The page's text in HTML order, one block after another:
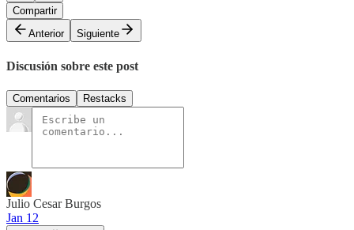
Compartir
Anterior
Siguiente
Discusión sobre este post
Comentarios Restacks
Julio Cesar Burgos
Jan 12